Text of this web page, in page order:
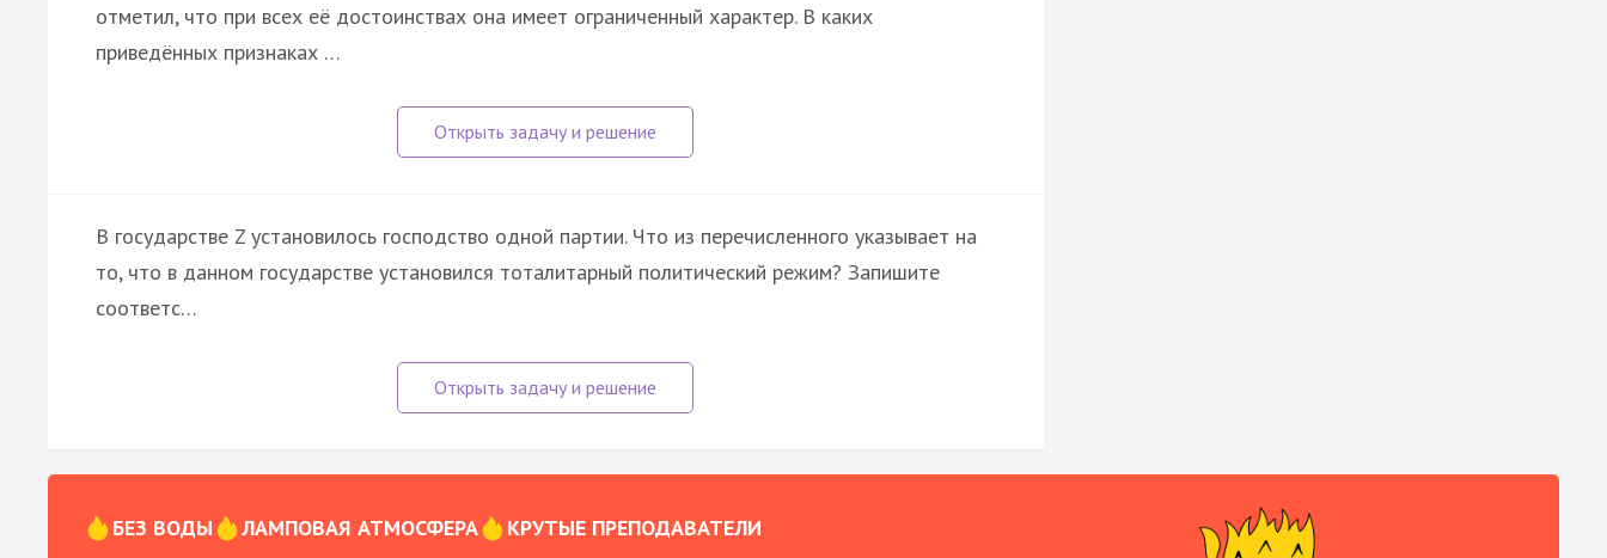
отметил, что при всех её достоинствах она имеет ограниченный характер. В каких
приведённых признаках …
В государстве Z установилось господство одной партии. Что из перечисленного указывает на
то, что в данном государстве установился тоталитарный политический режим? Запишите
соответс…
БЕЗ ВОДЫ ЛАМПОВАЯ АТМОСФЕРА КРУТЫЕ ПРЕПОДАВАТЕЛИ